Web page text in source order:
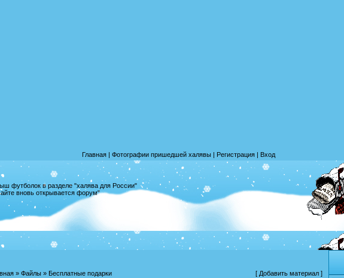
Главная | Фотографии пришедшей халявы | Регистрация | Вход
футболок в разделе "халява для России"
вновь открывается форум"
» Файлы » Бесплатные подарки [ Добавить материал ]